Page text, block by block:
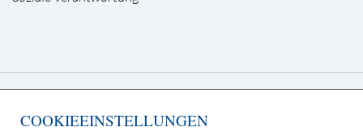
Kurfürstendamm 65, 10707 Berlin
COOKIEEINSTELLUNGEN